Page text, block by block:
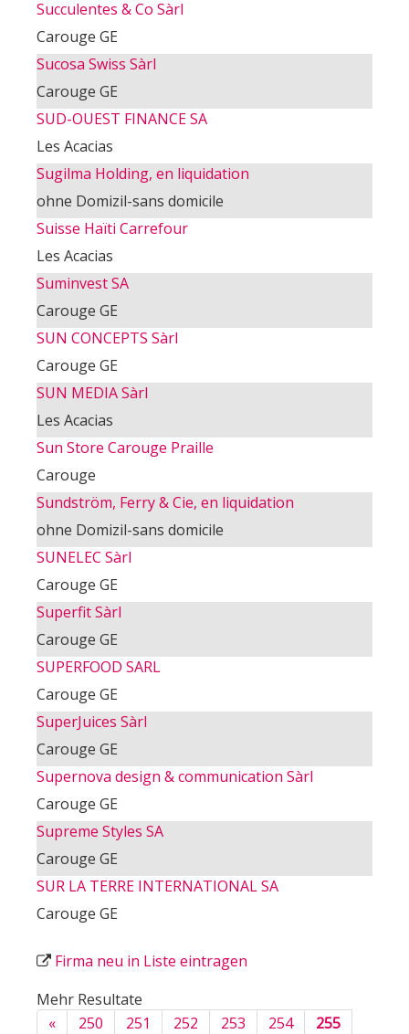
Succulentes & Co Sàrl
Carouge GE
Sucosa Swiss Sàrl
Carouge GE
SUD-OUEST FINANCE SA
Les Acacias
Sugilma Holding, en liquidation
ohne Domizil-sans domicile
Suisse Haïti Carrefour
Les Acacias
Suminvest SA
Carouge GE
SUN CONCEPTS Sàrl
Carouge GE
SUN MEDIA Sàrl
Les Acacias
Sun Store Carouge Praille
Carouge
Sundström, Ferry & Cie, en liquidation
ohne Domizil-sans domicile
SUNELEC Sàrl
Carouge GE
Superfit Sàrl
Carouge GE
SUPERFOOD SARL
Carouge GE
SuperJuices Sàrl
Carouge GE
Supernova design & communication Sàrl
Carouge GE
Supreme Styles SA
Carouge GE
SUR LA TERRE INTERNATIONAL SA
Carouge GE
Firma neu in Liste eintragen
Mehr Resultate
«
250 251 252 253 254
255